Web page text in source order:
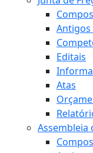
Antigos
Editais
Atas
Assembleia